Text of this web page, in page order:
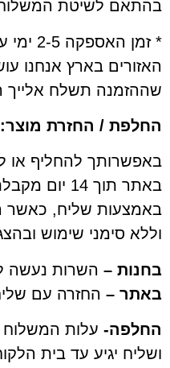
לשיטת המשלוח בה
* זמן האספקה 2-
בארץ אנחנו עושים
תשלח אלייך הכי
/ החזרת מוצר:
להחליף או
באתר תוך 14 יום
שליח, כאשר המוצר
סימני שימוש ובהצגת
–השרות נעשה ללא
–החזרה עם שליח בעלות
יגיע עד בית הלקוחה